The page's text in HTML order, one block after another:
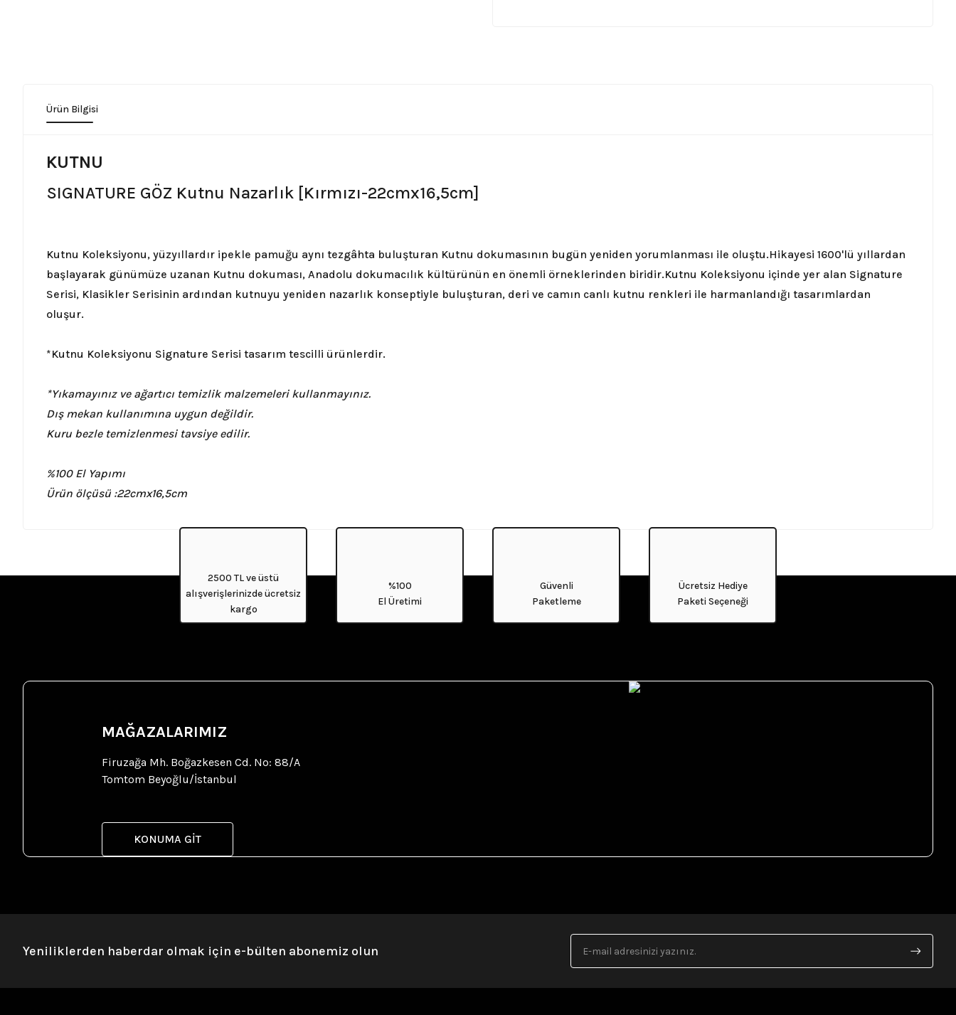
Ürün Bilgisi
KUTNU
SIGNATURE GÖZ Kutnu Nazarlık [Kırmızı-22cmx16,5cm]
Kutnu Koleksiyonu, yüzyıllardır ipekle pamuğu aynı tezgâhta buluşturan Kutnu dokumasının bugün yeniden yorumlanması ile oluştu.Hikayesi 1600'lü yıllardan
başlayarak günümüze uzanan Kutnu dokuması, Anadolu dokumacılık kültürünün en önemli örneklerinden biridir.Kutnu Koleksiyonu içinde yer alan Signature
Serisi, Klasikler Serisinin ardından kutnuyu yeniden nazarlık konseptiyle buluşturan, deri ve camın canlı kutnu renkleri ile harmanlandığı tasarımlardan
oluşur.
*Kutnu Koleksiyonu Signature Serisi tasarım tescilli ürünlerdir.
*Yıkamayınız ve ağartıcı temizlik malzemeleri kullanmayınız.
Dış mekan kullanımına uygun değildir.
Kuru bezle temizlenmesi tavsiye edilir.
%100 El Yapımı
Ürün ölçüsü :22cmx16,5cm
2500 TL ve üstü
alışverişlerinizde ücretsiz
kargo
%100
El Üretimi
Güvenli
Paketleme
Ücretsiz Hediye
Paketi Seçeneği
MAĞAZALARIMIZ
Firuzağa Mh. Boğazkesen Cd. No: 88/A
Tomtom Beyoğlu/İstanbul
KONUMA GİT
Yeniliklerden haberdar olmak için e-bülten abonemiz olun